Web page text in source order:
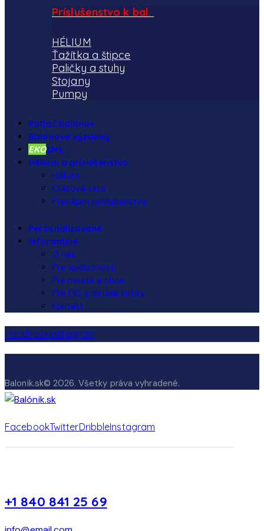
Príslušenstvo k bal.
HÉLIUM
Ťažítka a štipce
Paličky a stuhy
Stojany
Pumpy
Potlač balónov
Balónové výzdoby
EKOSME
Hélium a príslušenstvo
Hélium
Cukrová vata
Prenájom príslušenstva
Personalizované
Informácie
O nás
Pre spoločnosti
Pre mestá a obce
Pre OC a detské kútiky
Kontakt
FacebookInstagram
Balonik.sk© 2026. Všetky práva vyhradené.
FacebookTwitterDribbleInstagram
+1 840 841 25 69